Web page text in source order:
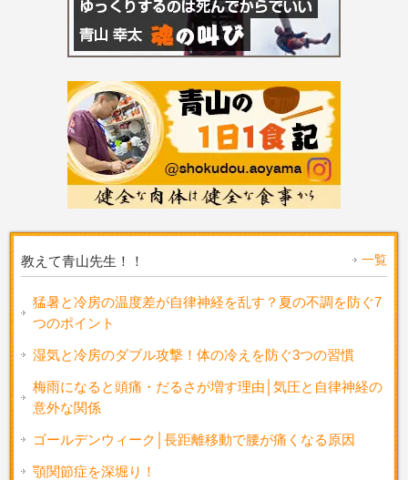
教えて青山先生！！ 一覧
猛暑と冷房の温度差が自律神経を乱す？夏の不調を防ぐ7
つのポイント
湿気と冷房のダブル攻撃！体の冷えを防ぐ3つの習慣
梅雨になると頭痛・だるさが増す理由│気圧と自律神経の
意外な関係
ゴールデンウィーク│長距離移動で腰が痛くなる原因
顎関節症を深堀り！